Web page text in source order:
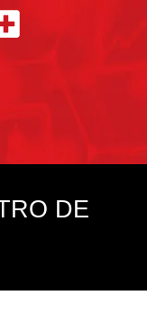
DE